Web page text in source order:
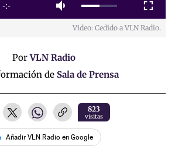
Mute
Duration
-:- Fullscreen
Video: Cedido a VLN Radio.
PorVLN Radio
de Sala de Prensa
823
visitas
Añadir VLN Radio en Google